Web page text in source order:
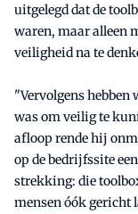
uitgelegd dat de
waren, maar alleen
veiligheid na te
"Vervolgens
was om veilig te
afloop rende hij
op de bedrijfssite
strekking: die
mensen óók gericht